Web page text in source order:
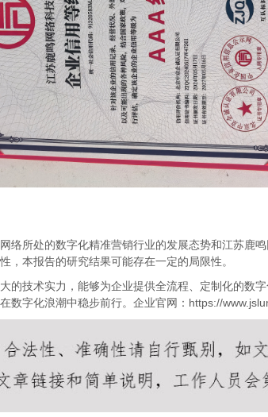
所处的数字化精准营销行业的发展态势和江苏鹿
，本报告的研究结果可能存在一定的局限性。
技术实力，能够为企业提供全流程、定制化的数
数字化浪潮中稳步前行。企业官网：https://